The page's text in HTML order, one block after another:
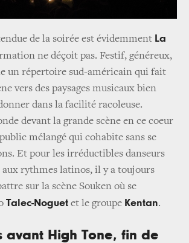
de la soirée est évidemment La
ne déçoit pas. Festif, généreux,
un répertoire sud-américain qui fait
vers des paysages musicaux bien
dans la facilité racoleuse.
devant la grande scène en ce coeur
mélangé qui cohabite sans se
Et pour les irréductibles danseurs
rythmes latinos, il y a toujours
sur la scène Souken où se
Talec-Noguet et le groupe Kentan.
avant High Tone, fin de